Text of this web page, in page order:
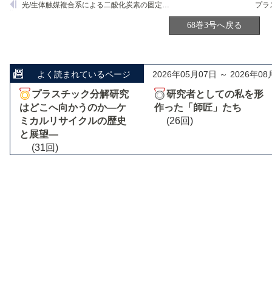
光/生体触媒複合系による二酸化炭素の固定に基づく付加価値物質への変換
68巻3号へ戻る
よく読まれているページ 2026年05月07日 ～ 2026年08
プラスチック分解研究
はどこへ向かうのか―ケ
ミカルリサイクルの歴史
と展望―
(31回)
研究者としての私を形
作った「師匠」たち
(26回)